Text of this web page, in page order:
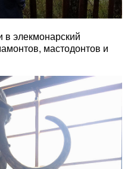
элекмонарский
мастодонтов и